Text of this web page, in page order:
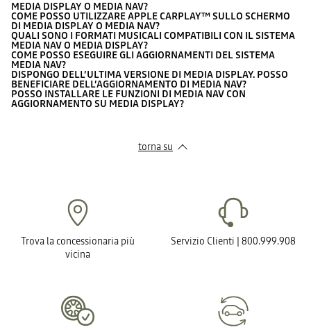
MEDIA DISPLAY O MEDIA NAV?
COME POSSO UTILIZZARE APPLE CARPLAY™ SULLO SCHERMO
DI MEDIA DISPLAY O MEDIA NAV?
QUALI SONO I FORMATI MUSICALI COMPATIBILI CON IL SISTEMA
MEDIA NAV O MEDIA DISPLAY?
COME POSSO ESEGUIRE GLI AGGIORNAMENTI DEL SISTEMA
MEDIA NAV?
DISPONGO DELL’ULTIMA VERSIONE DI MEDIA DISPLAY. POSSO
BENEFICIARE DELL’AGGIORNAMENTO DI MEDIA NAV?
POSSO INSTALLARE LE FUNZIONI DI MEDIA NAV CON
AGGIORNAMENTO SU MEDIA DISPLAY?
torna su
Trova la concessionaria più
vicina
Servizio Clienti | 800.999.908